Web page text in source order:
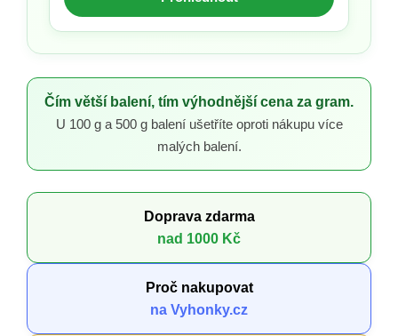
Čím větší balení, tím výhodnější cena za gram.
U 100 g a 500 g balení ušetříte oproti nákupu více
malých balení.
Doprava zdarma
nad 1000 Kč
Proč nakupovat
na Vyhonky.cz